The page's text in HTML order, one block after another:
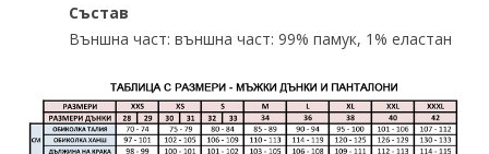
Състав
Външна част: външна част: 99% памук, 1% еластан